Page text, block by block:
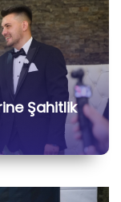
Şahitlik